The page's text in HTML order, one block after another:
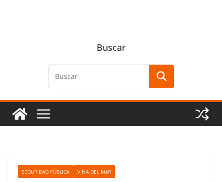
Buscar
SEGURIDAD PÚBLICA VIÑA DEL MAR